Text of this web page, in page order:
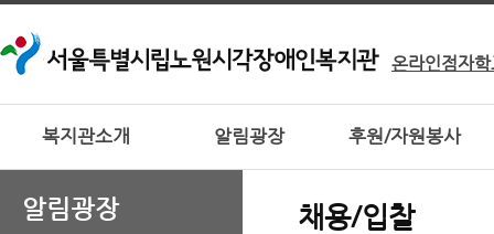
온라인점자
복지관소개 알림광장 후원/자원봉사
알림광장 채용/입찰